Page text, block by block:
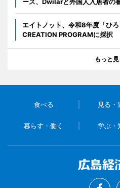
エイトノット、令和8年度「ひ
CREATION PROGRAMに採択
もっと見
食べる 見る・
暮らす・働く 学ぶ・